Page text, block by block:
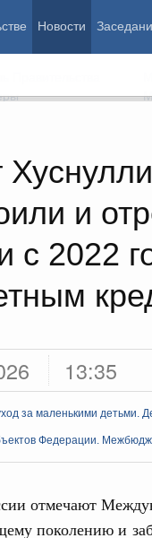
Новости
и
с 2022
13:35
за маленькими детьми.
Федерации.
отмечают
поколению и
Правительства